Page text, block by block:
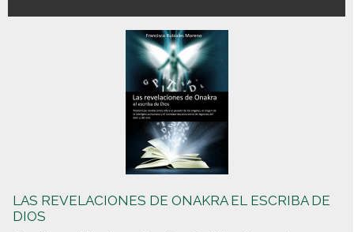
LAS REVELACIONES DE ONAKRA EL ESCRIBA DE
DIOS